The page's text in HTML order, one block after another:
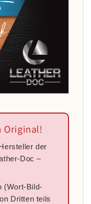
Original!
der
Doc –
(Wort-Bild-
Dritten teils